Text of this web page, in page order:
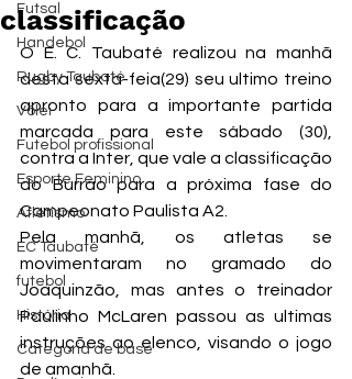
Futsal
Handebol
Rugby Taubaté
Vôlei
Futebol profissional
Esporte Feminino
Atletismo
EC Taubaté
futebol
História
Categoria de base
classificação
O E. C. Taubaté realizou na manhã
desta sexta-feia(29) seu ultimo treino
apronto para a importante partida
marcada para este sábado (30),
contra a Inter, que vale a classificação
do Burrão para a próxima fase do
Campeonato Paulista A2.
Pela manhã, os atletas se
movimentaram no gramado do
Joaquinzão, mas antes o treinador
Paulinho McLaren passou as ultimas
instruções ao elenco, visando o jogo
de amanhã.